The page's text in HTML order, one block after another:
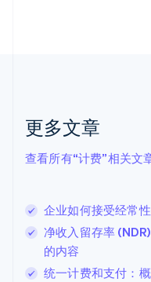
更多文章
查看所有“计费”相关文
企业如何接受经常
净收入留存率
的内容
统一计费和支付：
English Italiano
拉脱维亚
立陶宛
DeutschEnglish
卢森堡
Français Deutsch
罗马尼亚
English